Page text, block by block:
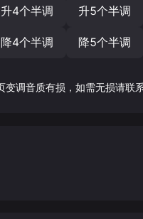
升4个半调 升5个半调
降4个半调 降5个半调
调音质有损，如需无损请联